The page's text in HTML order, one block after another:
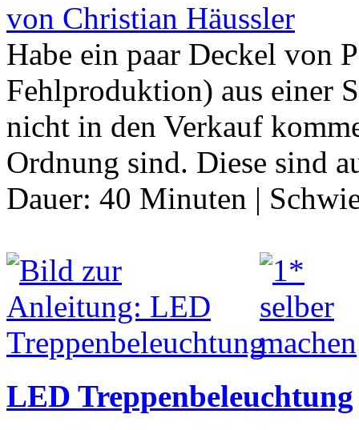
von Christian Häussler
Habe ein paar Deckel von
Fehlproduktion) aus einer
nicht in den Verkauf
Ordnung sind. Diese sind
Dauer: 40 Minuten |
LED Treppenbeleuchtung